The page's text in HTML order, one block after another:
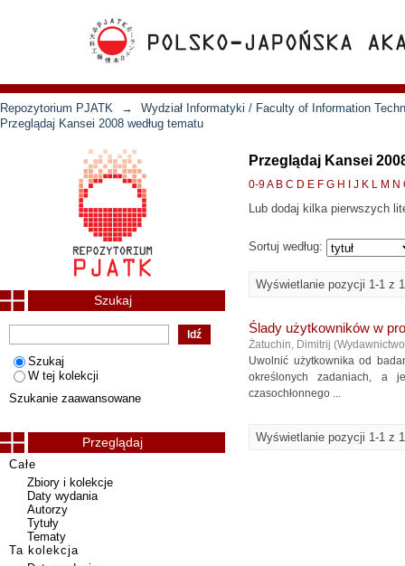
Repozytorium PJATK →
Wydział Informatyki / Faculty of Information
Przeglądaj Kansei 2008 według tematu
Przeglądaj Kansei
0-9A B C D E F G H J K L M N
Lub dodaj kilka pierwszych
Sortuj według:
Wyświetlanie pozycji 1-1 z 1
Ślady użytkowników w
Żatuchin, Dimitrij (
Uwolnić użytkownika od
określonych zadaniach, a
czasochłonnego ...
Wyświetlanie pozycji 1-1 z 1
Szukaj
Szukaj
W tej kolekcji
Szukanie zaawansowane
Przeglądaj
Całe
Zbiory i kolekcje
Daty wydania
Autorzy
Tytuły
Tematy
Ta kolekcja